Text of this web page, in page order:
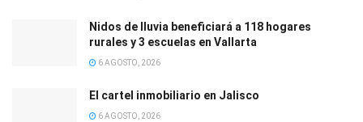
Nidos de lluvia beneficiará a 118 hogares
rurales y 3 escuelas en Vallarta
6 AGOSTO, 2026
El cartel inmobiliario en Jalisco
6 AGOSTO, 2026